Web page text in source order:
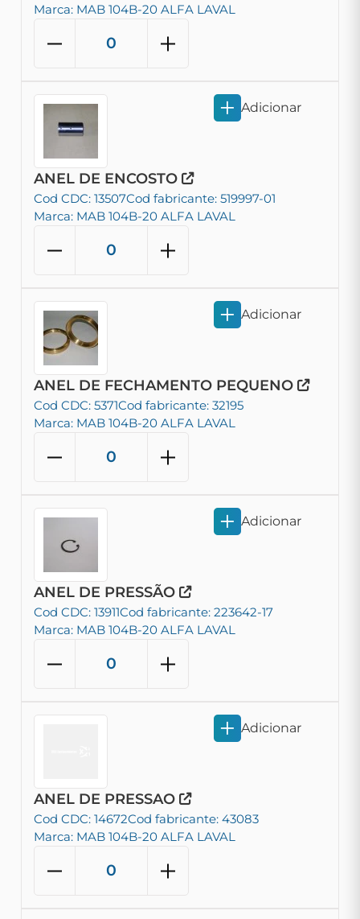
Marca: MAB 104B-20 ALFA LAVAL
ANEL DE ENCOSTO
Cod CDC: 13507Cod fabricante: 519997-01
Marca: MAB 104B-20 ALFA LAVAL
Adicionar
ANEL DE FECHAMENTO PEQUENO
Cod CDC: 5371Cod fabricante: 32195
Marca: MAB 104B-20 ALFA LAVAL
Adicionar
ANEL DE PRESSÃO
Cod CDC: 13911Cod fabricante: 223642-17
Marca: MAB 104B-20 ALFA LAVAL
Adicionar
ANEL DE PRESSAO
Cod CDC: 14672Cod fabricante: 43083
Marca: MAB 104B-20 ALFA LAVAL
Adicionar